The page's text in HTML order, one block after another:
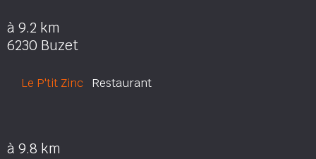
à 9.2 km
6230 Buzet
Le P'tit Zinc Restaurant
à 9.8 km